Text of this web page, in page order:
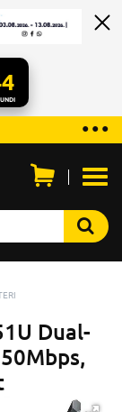
...
● ● ●
Dual-